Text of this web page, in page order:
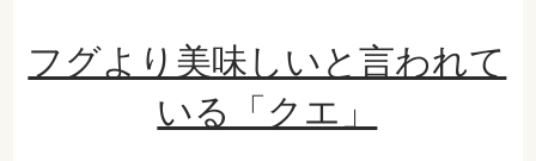
フグより美味しいと言われて
いる「クエ」